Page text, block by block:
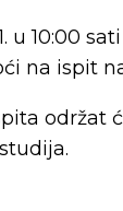
u 10:00
na ispit
održat